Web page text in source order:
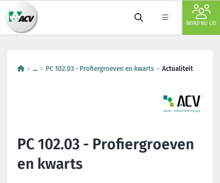
WORD NU LID
... PC 102.03 - Profiergroeven en kwarts Actualiteit
PC 102.03 - Profiergroeven
en kwarts